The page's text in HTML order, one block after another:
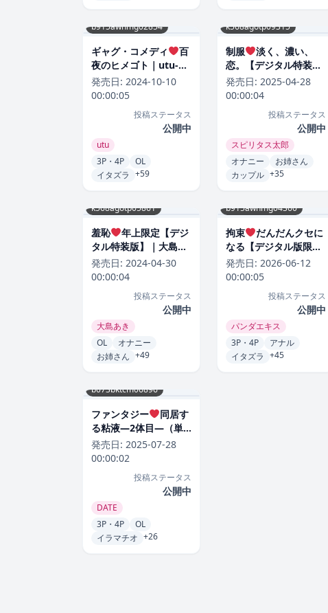
b915awnmg02854
ギャグ・コメディ
百
夜のヒメゴト｜utu-評
価5.00
発売日: 2024-10-10
00:00:05
投稿ステータス
公開中
utu
3P・4P
OL
イタズラ +59
k568agotp09315
制服
淡く、濃い、
恋。【デジタル特装
版】｜スピリタス太郎-
評価4.86
発売日: 2025-04-28
00:00:04
投稿ステータス
公開中
スピリタス太郎
オナニー
お姉さん
カップル +35
k568agotp05861
羞恥
年上限定【デジ
タル特装版】｜大島あ
き-評価4.88
発売日: 2024-04-30
00:00:04
投稿ステータス
公開中
大島あき
OL
オナニー
お姉さん +49
b915awnmg04360
拘束
だんだんクセに
なる【デジタル版限定
おまけ付き】｜パンダ
エキス-評価5.00
発売日: 2026-06-12
00:00:05
投稿ステータス
公開中
パンダエキス
3P・4P
アナル
イタズラ +45
b073bktcm06896
ファンタジー
同居す
る粘液―2体目―（単
話）｜DATE-評価5.00
発売日: 2025-07-28
00:00:02
投稿ステータス
公開中
DATE
3P・4P
OL
イラマチオ +26